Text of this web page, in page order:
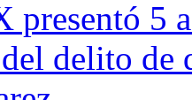
presentó 5
delito de